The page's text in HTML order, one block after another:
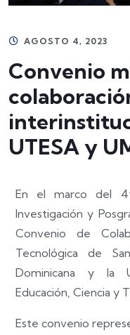
AGOSTO 4, 2023
Convenio
UTESA y
En el marco del
Investigación y
Convenio de
Tecnológica de
Dominicana y la
Educación, Ciencia y
Este convenio